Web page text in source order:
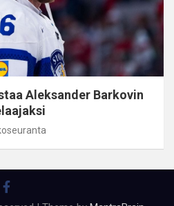
Aleksander Barkovin